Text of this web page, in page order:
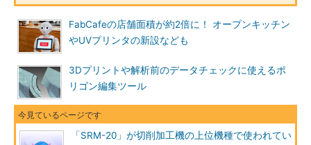
FabCafeの店舗面積が約2倍に！ オープンキッチン
やUVプリンタの新設なども
3Dプリントや解析前のデータチェックに使えるポ
リゴン編集ツール
「SRM-20」が切削加工機の上位機種で使われてい